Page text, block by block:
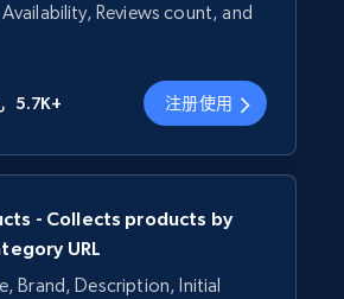
Reviews count, and
5.7K+ 注册使用
- Collects products by
URL
Brand, Description, Initial